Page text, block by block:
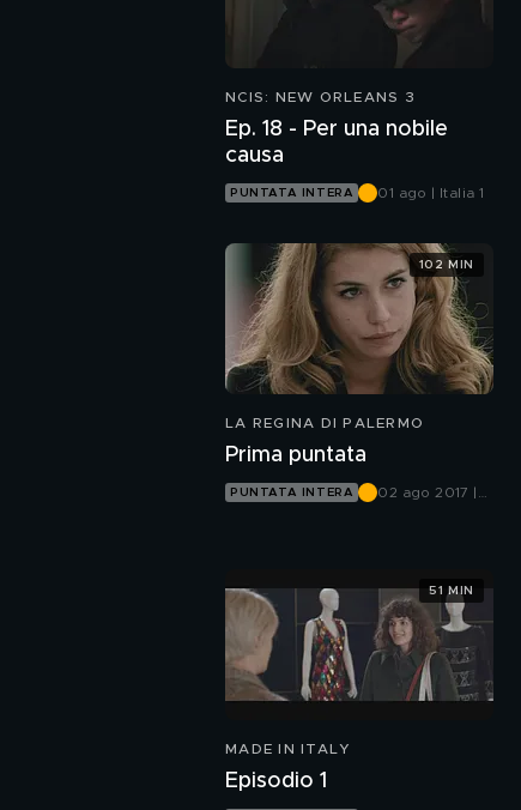
NCIS: NEW ORLEANS 3
Ep. 18 - Per una nobile
causa
PUNTATA INTERA 01 ago | Italia 1
LA REGINA DI PALERMO
Prima puntata
PUNTATA INTERA
02 ago 2017 |
102 MIN
MADE IN ITALY
Episodio 1
51 MIN